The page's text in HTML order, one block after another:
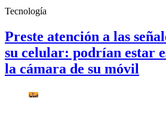
Tecnología
Preste atención a las
su celular: podrían estar
la cámara de su móvil